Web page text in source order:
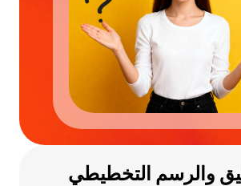
والرسم التخطيطي